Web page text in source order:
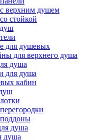
верхним душем
стойкой
для душевых
для верхнего душа
душа
для душа
кабин
душа
душа